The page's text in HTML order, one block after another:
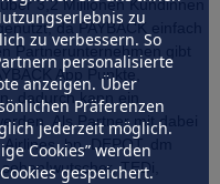
zu
zu verbessern. So
personalisierte
anzeigen. Über
Präferenzen
jederzeit möglich.
Cookies” werden
gespeichert.
3,2 Millionen Kundinnen
da PAYBACK einfach
Partnerunternehmen gibt
App Punkte,
dadurch kann ein
Als Partner mit dabei
bp, DEPOT, dm
TEDi,